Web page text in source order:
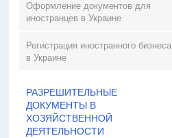
Оформление документов для
иностранцев в Украине
Регистрация иностранного бизнеса
в Украине
РАЗРЕШИТЕЛЬНЫЕ
ДОКУМЕНТЫ В
ХОЗЯЙСТВЕННОЙ
ДЕЯТЕЛЬНОСТИ